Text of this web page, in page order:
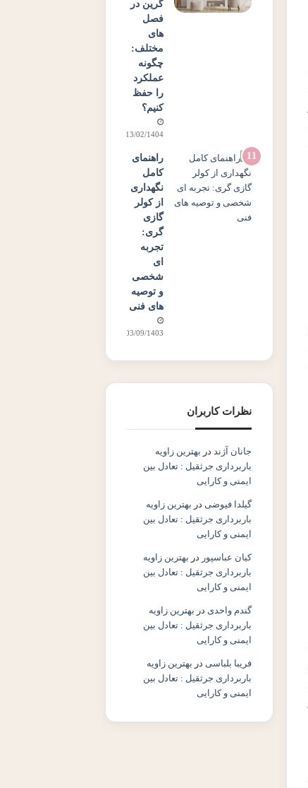
گرین در
فصل
های
مختلف:
چگونه
عملکرد
را حفظ
کنیم؟
13/02/1404
راهنمای
کامل
نگهداری
از کولر
گازی
گری:
تجربه
ای
شخصی
و توصیه
های فنی
03/09/1403
نظرات کاربران
جانان آژنددر بهترین زاویه
باربرداری جرثقیل : تعادل بین
ایمنی و کارایی
گیلدا فیوضی در بهترین زاویه
باربرداری جرثقیل : تعادل بین
ایمنی و کارایی
کیان عباسپور در بهترین زاویه
باربرداری جرثقیل : تعادل بین
ایمنی و کارایی
گندم واحدیدر بهترین زاویه
باربرداری جرثقیل : تعادل بین
ایمنی و کارایی
فریبا بلباسی در بهترین زاویه
باربرداری جرثقیل : تعادل بین
ایمنی و کارایی